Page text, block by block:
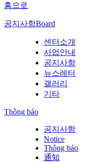
홈으로
공지사항Board
센터소개
사업안내
공지사항
뉴스레터
갤러리
기타
Thông báo
공지사항
Notice
Thông báo
通知